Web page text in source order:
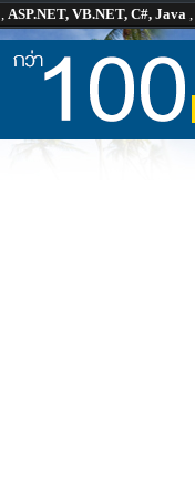
, ASP.NET, VB.NET, C#, Java ,